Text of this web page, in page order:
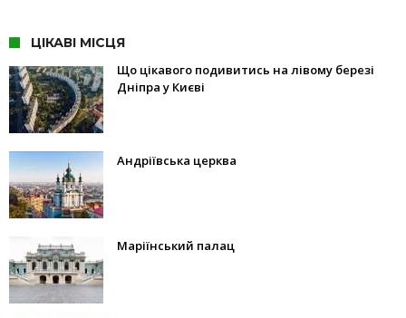
ЦІКАВІ МІСЦЯ
Що цікавого подивитись на лівому березі
Дніпра у Києві
Андріївська церква
Маріїнський палац